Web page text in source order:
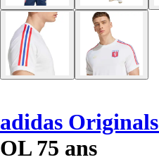
adidas Originals
OL 75 ans